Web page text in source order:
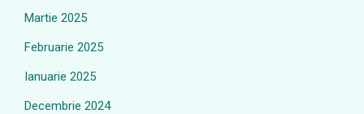
Martie 2025
Februarie 2025
Ianuarie 2025
Decembrie 2024